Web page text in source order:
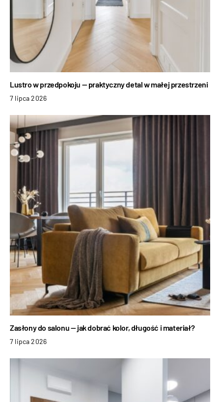
Lustro w przedpokoju — praktyczny detal w małej przestrzeni
7 lipca 2026
Zasłony do salonu — jak dobrać kolor, długość i materiał?
7 lipca 2026